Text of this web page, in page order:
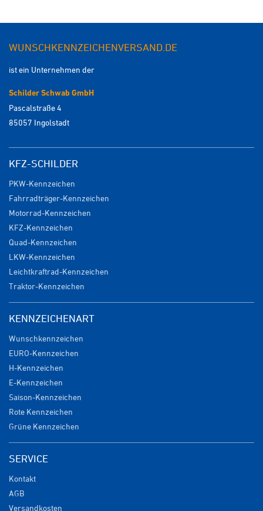
WUNSCHKENNZEICHENVERSAND.DE
ist ein Unternehmen der
Schilder Schwab GmbH
Pascalstraße 4
85057 Ingolstadt
KFZ-SCHILDER
PKW-Kennzeichen
Fahrradträger-Kennzeichen
Motorrad-Kennzeichen
KFZ-Kennzeichen
Quad-Kennzeichen
LKW-Kennzeichen
Leichtkraftrad-Kennzeichen
Traktor-Kennzeichen
KENNZEICHENART
Wunschkennzeichen
EURO-Kennzeichen
H-Kennzeichen
E-Kennzeichen
Saison-Kennzeichen
Rote Kennzeichen
Grüne Kennzeichen
SERVICE
Kontakt
AGB
Versandkosten